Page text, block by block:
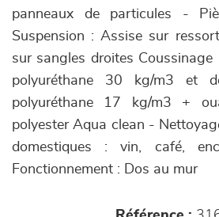
panneaux de particules -
Suspension : Assise sur
sur sangles droites Coussinage
polyuréthane 30 kg/m3 et
polyuréthane 17 kg/m3 +
polyester Aqua clean -
domestiques : vin, café,
Fonctionnement : Dos au mur